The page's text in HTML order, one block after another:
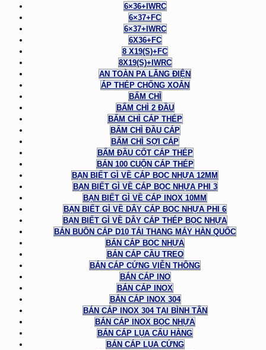
6×36+IWRC
6×37+FC
6×37+IWRC
6X36+FC
8 X19(S)+FC
8X19(S)+IWRC
AN TOÀN PA LĂNG ĐIỆN
ÁP THÉP CHỐNG XOẮN
BẤM CHÌ
BẤM CHÌ 2 ĐẦU
BẤM CHÌ CÁP THÉP
BẤM CHÌ ĐẦU CÁP
BẤM CHÌ SỢI CÁP
BẤM ĐẦU CỐT CÁP THÉP
BÁN 100 CUỘN CÁP THÉP
BẠN BIẾT GÌ VỀ CÁP BỌC NHỰA 12MM
BẠN BIẾT GÌ VỀ CÁP BỌC NHỰA PHI 3
BẠN BIẾT GÌ VỀ CÁP INOX 10MM
BẠN BIẾT GÌ VỀ DÂY CÁP BỌC NHỰA PHI 6
BẠN BIẾT GÌ VỀ DÂY CÁP THÉP BỌC NHỰA
BÁN BUÔN CÁP D10 TẢI THANG MÁY HÀN QUỐC
BÁN CÁP BỌC NHỰA
BÁN CÁP CẦU TREO
BÁN CÁP CỨNG VIỄN THÔNG
BÁN CÁP INO
BÁN CÁP INOX
BÁN CÁP INOX 304
BÁN CÁP INOX 304 TẠI BÌNH TÂN
BÁN CÁP INOX BỌC NHỰA
BÁN CÁP LỤA CẨU HÀNG
BÁN CÁP LỤA CỨNG